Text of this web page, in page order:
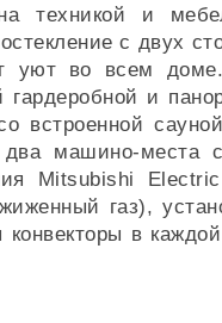
техникой и
с двух
уют во всем
и
встроенной
два машино-места
Mitsubishi
газ),
в